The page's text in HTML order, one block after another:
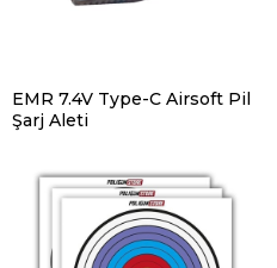
EMR 7.4V Type-C Airsoft Pil
Şarj Aleti